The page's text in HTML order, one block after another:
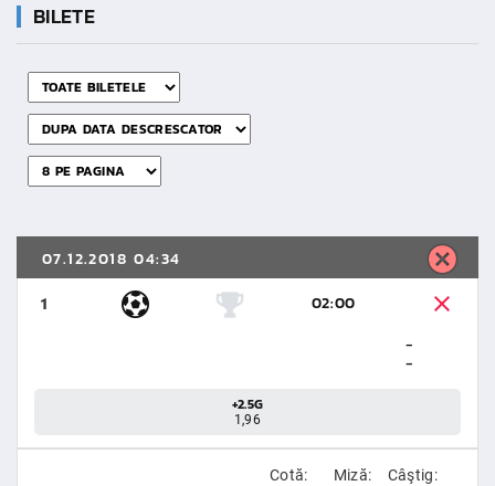
BILETE
07.12.2018 04:34
1
02:00
-
-
+2.5G
1,96
Cotă:
Miză:
Câştig: